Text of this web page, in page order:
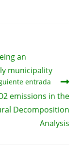
an
municipality
entrada
emissions in the
Decomposition
Analysis